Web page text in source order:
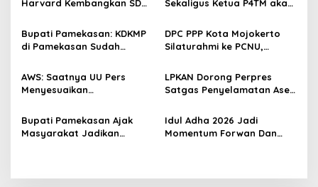
i
p
o
s
Harvard Kembangkan SDM
Dunia
Sekaligus Ketua P4TM akan
Tembakau di Madura
Bupati Pamekasan: KDKMP
di Pamekasan Sudah
Selesai Akhir Juli 2026
DPC PPP Kota Mojokerto
Silaturahmi ke PCNU,
Masyarakat
AWS: Saatnya UU Pers
Menyesuaikan
Digital dan AI
LPKAN Dorong Perpres
Satgas Penyelamatan Aset
Pemberantasan Korupsi
Bupati Pamekasan Ajak
Masyarakat Jadikan
‎Idul Adha 2026 Jadi
Momentum Forwan Dan